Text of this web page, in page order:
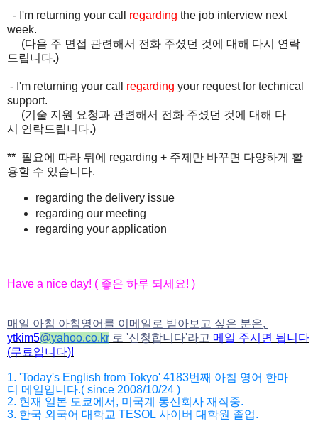
- I'm returning your call regarding the job interview next
week.
(다음 주 면접 관련해서 전화 주셨던 것에 대해 다시
연락
드립니다.)
- I'm returning your call regarding your request for technical
support.
(기술 지원 요청과 관련해서 전화 주셨던 것에 대해 다
시
연락드립니다.)
** 필요에 따라 뒤에 regarding + 주제 만 바꾸면 다양하게 활
용할 수 있습니다.
regarding the delivery issue
regarding our meeting
regarding your application
Have a nice day! ( 좋은 하루 되세요! )
매일 아침 아침영어를 이메일로 받아보고 싶은 분은,
ytkim5@yahoo.co.kr 로 '신청합니다'라고 메일 주시면 됩니다
(무료입니다)!
1. 'Today's English from Tokyo' 4183번째 아침 영어 한마
디 메일입니다.( since 2008/10/24 )
2. 현재 일본 도쿄에서 , 미국계 통신회사 재직중.
3. 한국 외국어 대학교 TESOL 사이버 대학원 졸업.